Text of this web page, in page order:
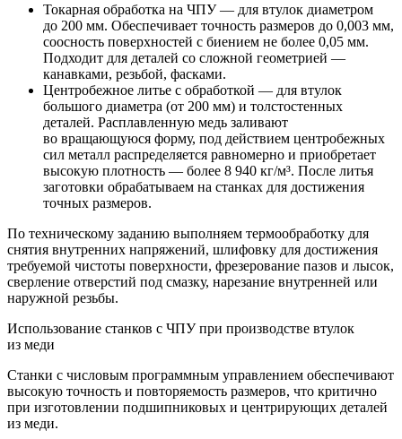
Токарная обработка на ЧПУ — для втулок диаметром
до 200 мм. Обеспечивает точность размеров до 0,003 мм,
соосность поверхностей с биением не более 0,05 мм.
Подходит для деталей со сложной геометрией —
канавками, резьбой, фасками.
Центробежное литье с обработкой — для втулок
большого диаметра (от 200 мм) и толстостенных
деталей. Расплавленную медь заливают
во вращающуюся форму, под действием центробежных
сил металл распределяется равномерно и приобретает
высокую плотность — более 8 940 кг/м³. После литья
заготовки обрабатываем на станках для достижения
точных размеров.
По техническому заданию выполняем термообработку для
снятия внутренних напряжений, шлифовку для достижения
требуемой чистоты поверхности, фрезерование пазов и лысок,
сверление отверстий под смазку, нарезание внутренней или
наружной резьбы.
Использование станков с ЧПУ при производстве втулок
из меди
Станки с числовым программным управлением обеспечивают
высокую точность и повторяемость размеров, что критично
при изготовлении подшипниковых и центрирующих деталей
из меди.